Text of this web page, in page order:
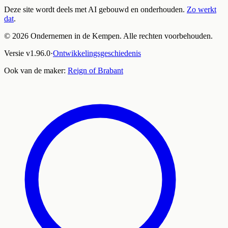
Deze site wordt deels met AI gebouwd en onderhouden. Zo werkt
dat.
© 2026 Ondernemen in de Kempen. Alle rechten voorbehouden.
Versie v1.96.0·Ontwikkelingsgeschiedenis
Ook van de maker: Reign of Brabant